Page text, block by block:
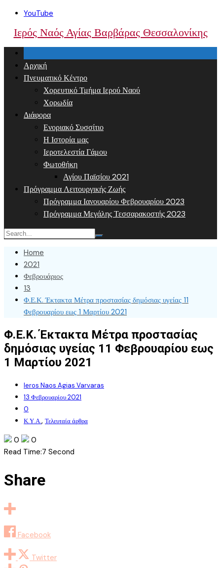
Skip
content
YouTube
Ιερός Ναός Αγίας Βαρβάρας Θεσσαλονίκης
Αρχική
Πνευματικό Κέντρο
Χορευτικό Τμήμα Ιερού Ναού
Χορωδία
Διάφορα
Ενοριακό Συσσίτιο
Η Ιστορία μας
Ιεροτελεστία Γάμου
Φωτοθήκη
Αγίου Παϊσίου 2021
Πρόγραμμα Λειτουργικής Ζωής
Πρόγραμμα Ιανουαρίου Φεβρουαρίου 2023
Πρόγραμμα Μεγάλης Τεσσαρακοστής 2023
Home
2021
Φεβρουάριος
13
Φ.Ε.Κ. Έκτακτα Μέτρα προστασίας δημόσιας υγείας 11
Φεβρουαρίου εως 1 Μαρτίου 2021
Φ.Ε.Κ. Έκτακτα Μέτρα προστασίας
δημόσιας υγείας 11 Φεβρουαρίου εως
1 Μαρτίου 2021
Ieros Naos Agias Varvaras
13 Φεβρουαρίου 2021
0
Κ.Υ.Α., Τελευταία άρθρα
0
0
Read Time:7 Second
Share
Facebook
Twitter